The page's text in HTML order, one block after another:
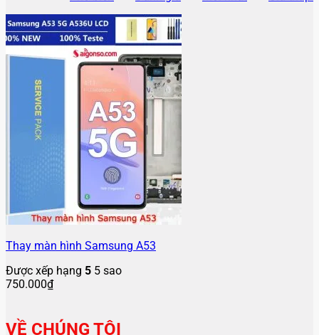
Thay màn hình Samsung A53
Được xếp hạng 5 5 sao
750.000₫
VỀ CHÚNG TÔI